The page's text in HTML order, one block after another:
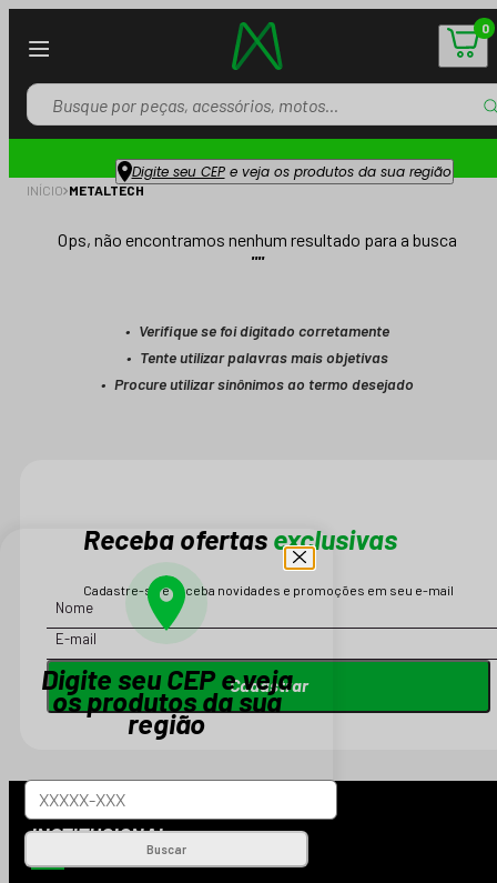
0
Digite seu CEPe veja os produtos da sua região
INÍCIO METALTECH
Ops, não encontramos nenhum resultado para a busca
""
Verifique se foi digitado corretamente
Tente utilizar palavras mais objetivas
Procure utilizar sinônimos ao termo desejado
Receba ofertas exclusivas
Cadastre-se e receba novidades e promoções em seu e-mail
Cadastrar
INSTITUCIONAL
Digite seu CEP e veja
os produtos da sua
região
Buscar